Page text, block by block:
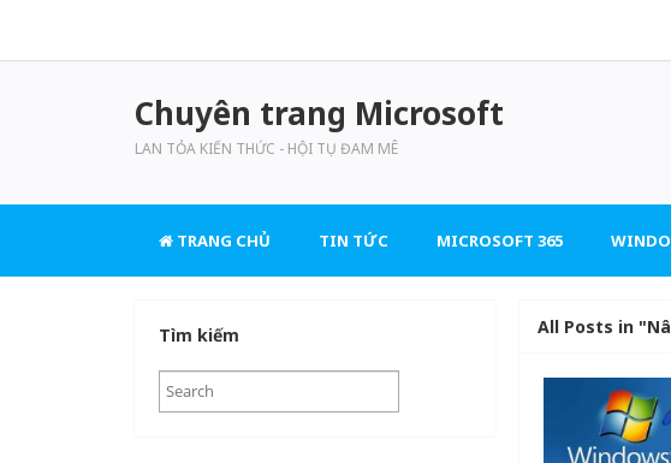
Chuyên trang Microsoft
LAN TỎA KIẾN THỨC - HỘI TỤ ĐAM MÊ
TRANG CHỦ TIN TỨC MICROSOFT 365
All Posts in
Tìm kiếm